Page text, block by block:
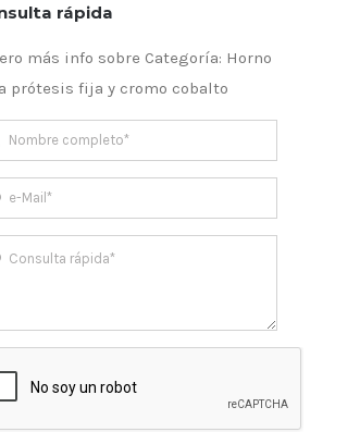
rápida
más info sobre Categoría: Horno
prótesis fija y cromo cobalto